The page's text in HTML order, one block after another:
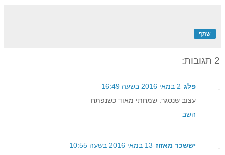
שתף
2 תגובות:
פלג 2 במאי 2016 בשעה 16:49
עצוב שנסגר. שמחתי מאוד כשנפתח
השב
יששכר מאזוז 13 במאי 2016 בשעה 10:55